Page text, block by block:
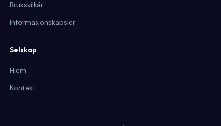
Bruksvilkår
Informasjonskapsler
Selskap
Hjem
Kontakt